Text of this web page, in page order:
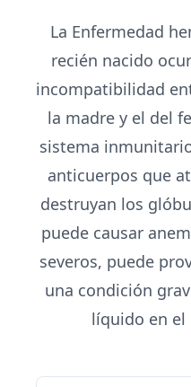
La Enfermedad
recién nacido
incompatibilidad
la madre y el del
sistema
anticuerpos que
destruyan los
puede causar
severos, puede
una condición
líquido en el